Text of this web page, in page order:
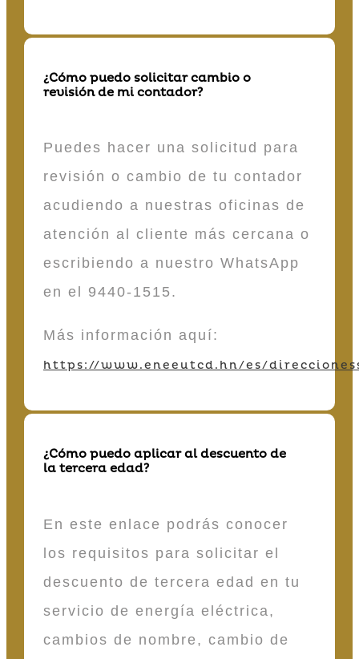
¿Cómo puedo solicitar cambio o
revisión de mi contador?
Puedes hacer una solicitud para
revisión o cambio de tu contador
acudiendo a nuestras oficinas de
atención al cliente más cercana o
escribiendo a nuestro WhatsApp
en el 9440-1515.
Más información aquí:
https://www.eneeutcd.hn/es/
¿Cómo puedo aplicar al descuento de
la tercera edad?
En este enlace podrás conocer
los requisitos para solicitar el
descuento de tercera edad en tu
servicio de energía eléctrica,
cambios de nombre, cambio de